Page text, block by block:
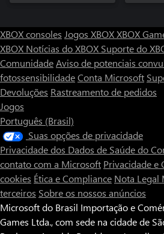
XBOX consoles Jogos XBOXXBOX
XBOX Notícias do XBOX Suporte do
ComunidadeAviso de potenciais
fotossensibilidadeConta Microsoft
Devoluções Rastreamento de pedidos
Jogos
Português (Brasil)
Suas opções de privacidade
Privacidade dos Dados de Saúde do
contato com a Microsoft Privacidade e
cookies Ética e Compliance Nota Legal
terceiros Sobre os nossos anúncios
Microsoft do Brasil Importação e
Games Ltda., com sede na cidade de